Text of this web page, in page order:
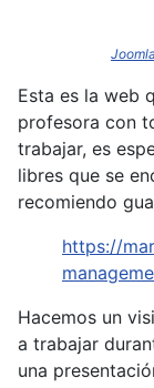
Esta es la web
profesora con
trabajar, es
libres que se
recomiendo
https://
Hacemos un
a trabajar
una